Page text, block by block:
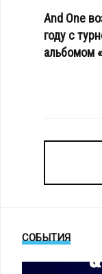
And One
году с
альбомом
СОБЫТИЯ